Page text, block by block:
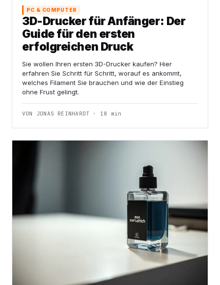
PC & COMPUTER
3D-Drucker für Anfänger: Der
Guide für den ersten
erfolgreichen Druck
Sie wollen Ihren ersten 3D-Drucker kaufen? Hier
erfahren Sie Schritt für Schritt, worauf es ankommt,
welches Filament Sie brauchen und wie der Einstieg
ohne Frust gelingt.
VON JONAS REINHARDT · 18 min